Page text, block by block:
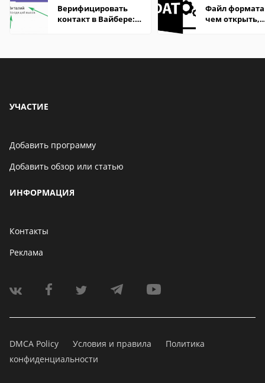
Верифицировать
контакт в Вайбере:
Файл формата
чем открыть,
УЧАСТИЕ
Добавить программу
Добавить обзор или статью
ИНФОРМАЦИЯ
Контакты
Реклама
DMCA Policy Условия и правила
Политика
конфиденциальности